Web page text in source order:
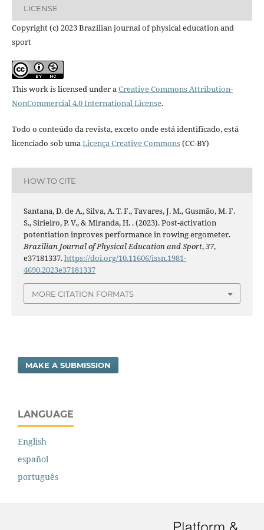
LICENSE
Copyright (c) 2023 Brazilian journal of physical education and
sport
This work is licensed under aCreative Commons Attribution-
NonCommercial 4.0 International License.
Todo o conteúdo da revista, exceto onde está identificado, está
licenciado sob umaLicença Creative Commons(CC-BY)
HOW TO CITE
Santana, D. de A., Silva, A. T. F., Tavares, J. M., Gusmão, M. F.
S., Sirieiro, P. V., & Miranda, H. . (2023). Post-activation
potentiation inproves performance in rowing ergometer.
Brazilian Journal of Physical Education and Sport,37,
e37181337.https://doi.org/10.11606/issn.1981-
4690.2023e37181337
MORE CITATION FORMATS
MAKE A SUBMISSION
LANGUAGE
English
español
português